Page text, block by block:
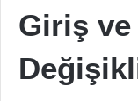
Giriş ve